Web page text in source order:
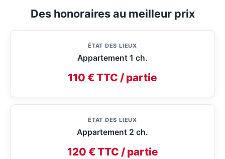
Des honoraires au meilleur prix
ÉTAT DES LIEUX
Appartement 1 ch.
110 € TTC / partie
ÉTAT DES LIEUX
Appartement 2 ch.
120 € TTC / partie